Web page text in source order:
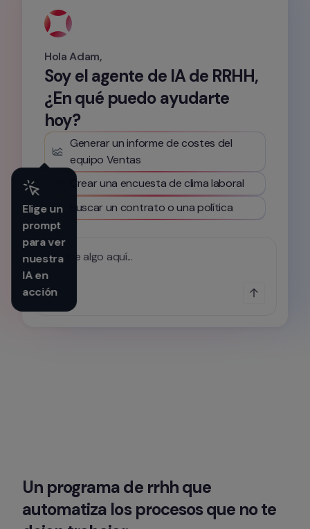
Hola Adam,
Soy el agente de IA de RRHH,
¿En qué puedo ayudarte
hoy?
Elige un
prompt
para ver
nuestra
IA en
acción
Generar un informe de costes del
equipo Ventas
Crear una encuesta de clima laboral
Buscar un contrato o una política
Escribe algo aquí...
Un programa de rrhh que
automatiza los procesos que no te